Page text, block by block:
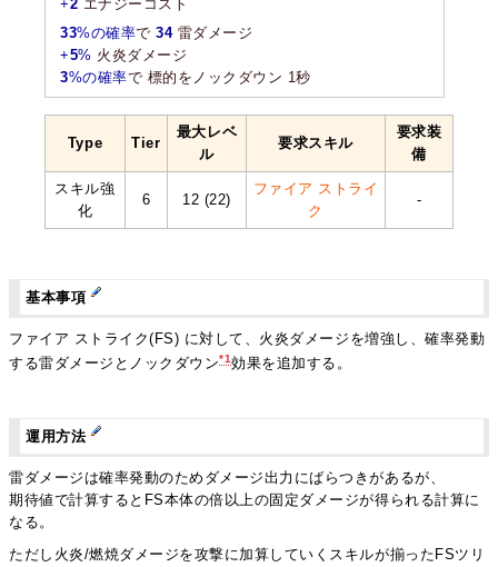
+2 エナジーコスト
33%の確率で34雷ダメージ
+5% 火炎ダメージ
3%の確率で 標的をノックダウン 1秒
Type Tier
最大レベ
ル
要求スキル
要求装
備
スキル強
化
6 12 (22)
ファイア ストライ
ク
-
基本事項
ファイア ストライク(FS) に対して、火炎ダメージを増強し、確率発動
する雷ダメージとノックダウン*1効果を追加する。
運用方法
雷ダメージは確率発動のためダメージ出力にばらつきがあるが、
期待値で計算するとFS本体の倍以上の固定ダメージが得られる計算に
なる。
ただし火炎/燃焼ダメージを攻撃に加算していくスキルが揃ったFSツリ